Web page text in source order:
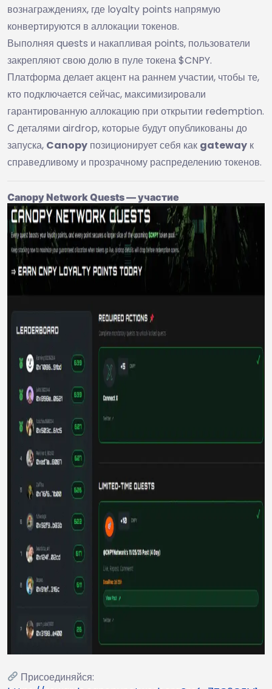
вознаграждениях, где loyalty points напрямую
конвертируются в аллокации токенов.
Выполняя quests и накапливая points, пользователи
закрепляют свою долю в пуле токена $CNPY.
Платформа делает акцент на раннем участии, чтобы те,
кто подключается сейчас, максимизировали
гарантированную аллокацию при открытии redemption.
С деталями airdrop, которые будут опубликованы до
запуска, Canopy позиционирует себя как gateway к
справедливому и прозрачному распределению токенов.
Canopy Network Quests — участие
Присоединяйся: